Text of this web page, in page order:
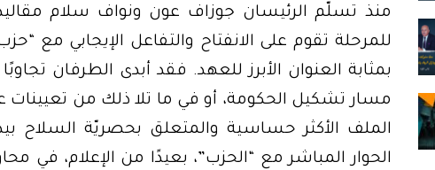
منذ تسلّم الرئيسان جوزاف عون ونواف سلام
للمرحلة تقوم على الانفتاح والتفاعل الإيجابي مع
بمثابة العنوان الأبرز للعهد. فقد أبدى الطرفان
مسار تشكيل الحكومة، أو في ما تلا ذلك من تعيينات
الملف الأكثر حساسية والمتعلق بحصريّة السلاح
الحوار المباشر مع “الحزب”، بعيدًا من الإعلام، في